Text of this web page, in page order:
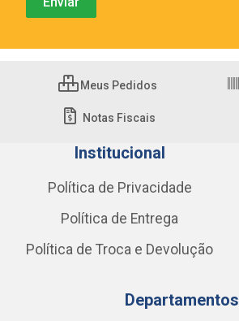
Meus Pedidos
Notas Fiscais
Institucional
Política de Privacidade
Política de Entrega
Política de Troca e Devolução
Departamentos